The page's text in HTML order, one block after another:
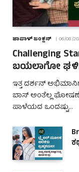
ಜಾಪಾಳ್ ಜಂಕ್ಷನ್ 06/08/
Challenging
ಬಯಲಾಗೋ
ಇತ್ತ ದರ್ಶನ್
ಬಾಸ್ ಅಂತೆಲ್ಲ ಘೋಷಣೆ
ಪಾಳೆಯದ ಒಂದಷ್ಟು…